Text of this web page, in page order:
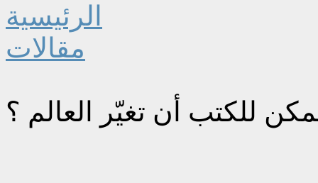
الرئيسية
مقالات
للكتب أن تغيّر العالم ؟